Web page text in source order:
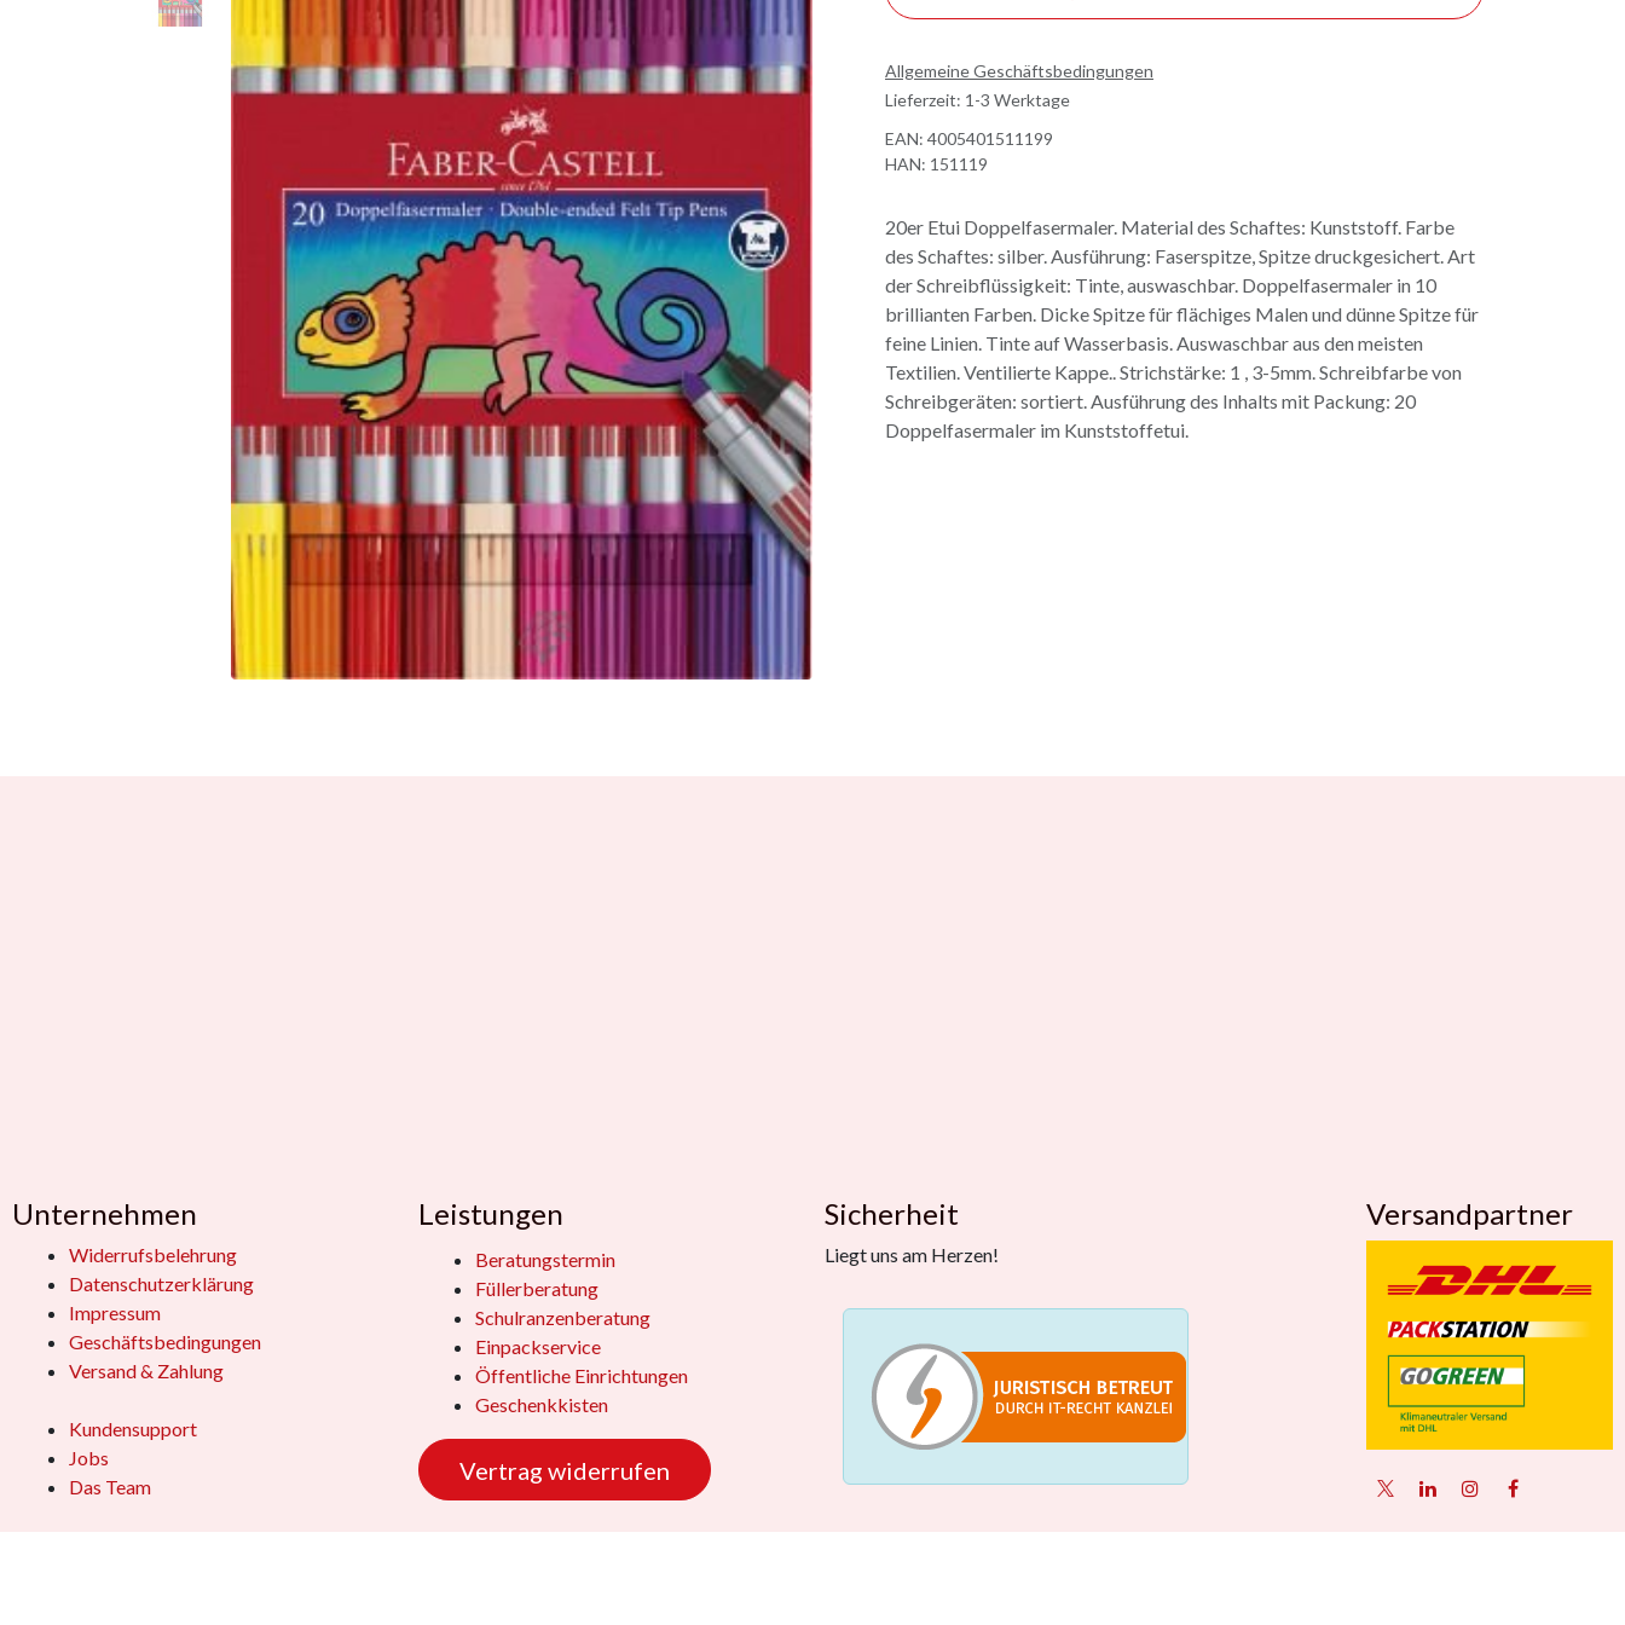
Allgemeine Geschäftsbedingungen
Lieferzeit: 1-3 Werktage
EAN: 4005401511199
HAN: 151119
20er Etui Doppelfasermaler. Material des Schaftes: Kunststoff. Farbe
des Schaftes: silber. Ausführung: Faserspitze, Spitze druckgesichert. Art
der Schreibflüssigkeit: Tinte, auswaschbar. Doppelfasermaler in 10
brillianten Farben. Dicke Spitze für flächiges Malen und dünne Spitze für
feine Linien. Tinte auf Wasserbasis. Auswaschbar aus den meisten
Textilien. Ventilierte Kappe.. Strichstärke: 1 , 3-5mm. Schreibfarbe von
Schreibgeräten: sortiert. Ausführung des Inhalts mit Packung: 20
Doppelfasermaler im Kunststoffetui.
Unternehmen
Widerrufsbelehrung
Datenschutzerklärung
Impressum
Geschäftsbedingungen
Versand & Zahlung
Kundensupport
Jobs
Das Team
Versandpartner
Sicherheit
Liegt uns am Herzen!
Leistungen
Beratungstermin
Füllerberatung
Schulranzenberatung
Einpackservice
Öffentliche Einrichtungen
Geschenkkisten
Vertrag widerrufen